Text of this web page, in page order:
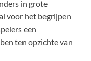
in grote
voor het begrijpen
een
ten opzichte van